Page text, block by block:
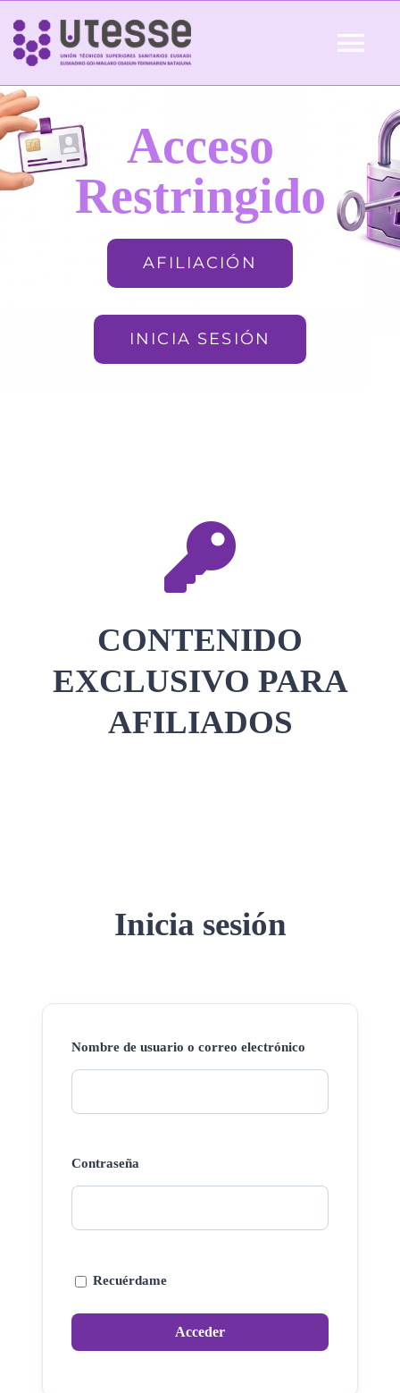
Skip
content
Inicio
QUIÉNES SOMOS Acceso
Restringido
AFILIACIÓN
INICIA SESIÓN
CONTENIDO
EXCLUSIVO PARA
AFILIADOS
Inicia sesión
Nombre de usuario o correo electrónico
Contraseña
Recuérdame